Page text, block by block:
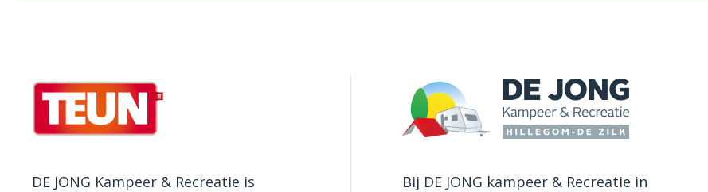
DE JONG Kampeer & Recreatie is
Bij DE JONG kampeer & Recreatie in